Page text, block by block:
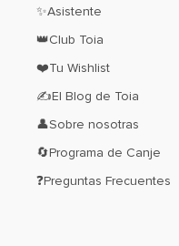
✨Asistente
👑Club Toia
❤️Tu Wishlist
✍El Blog de Toia
👤Sobre nosotras
🔄Programa de Canje
❓Preguntas Frecuentes